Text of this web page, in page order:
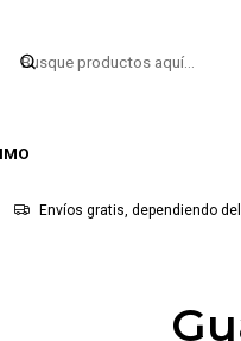
Envíos gratis, dependiendo